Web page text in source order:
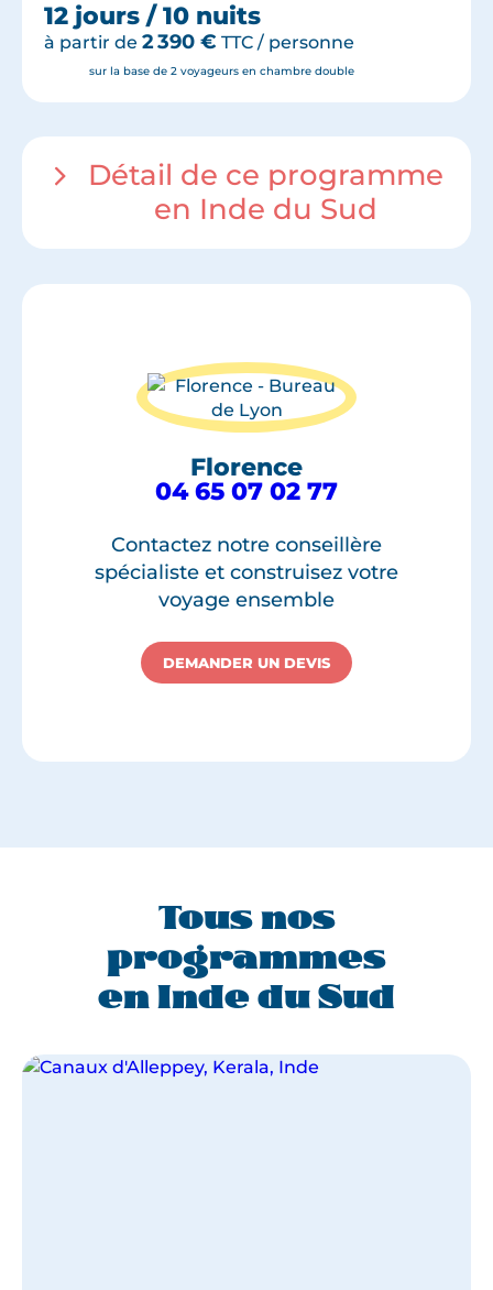
12 jours / 10 nuits
à partir de 2 390 € TTC / personne
sur la base de 2 voyageurs en chambre double
Détail de ce programme
en Inde du Sud
Florence
04 65 07 02 77
Contactez notre conseillère
spécialiste et construisez votre
voyage ensemble
DEMANDER UN DEVIS
Tous nos
programmes
en Inde du Sud